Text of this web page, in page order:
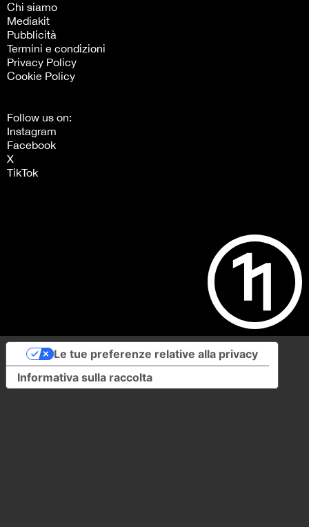
Chi siamo
Mediakit
Pubblicità
Termini e condizioni
Privacy Policy
Cookie Policy
Follow us on:
Instagram
Facebook
X
TikTok
Informativa sulla raccolta
Le tue preferenze relative alla privacy